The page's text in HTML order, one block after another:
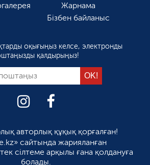
Жарнама
Бізбен байланыс
оқығыңыз келсе, электронды
қалдырыңыз!
авторлық құқық қорғалған!
сайтында жарияланған
сілтеме арқылы ғана қолдануға
болады.